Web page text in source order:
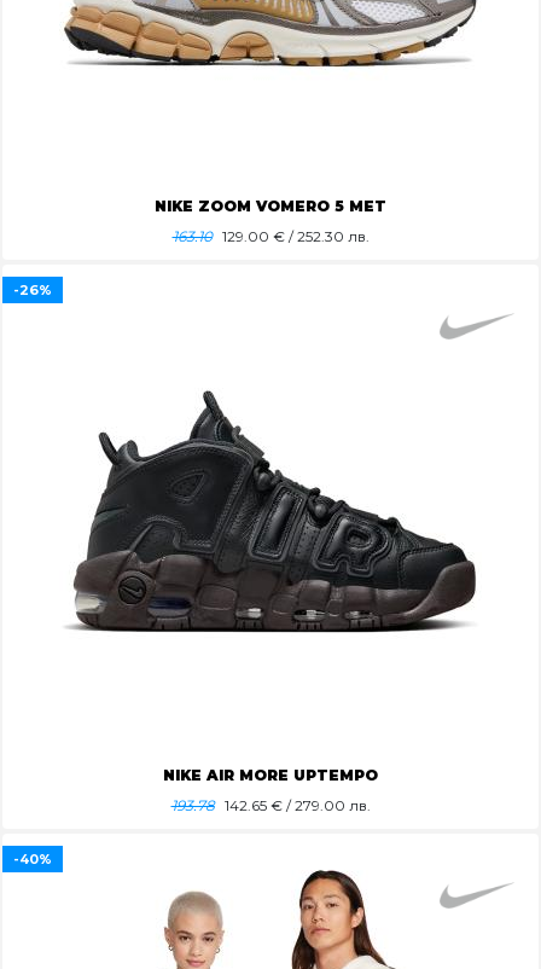
NIKE ZOOM VOMERO 5 MET
163.10 129.00 € / 252.30 лв.
NIKE AIR MORE UPTEMPO
193.78 142.65€ / 279.00 лв.
-26%
-40%